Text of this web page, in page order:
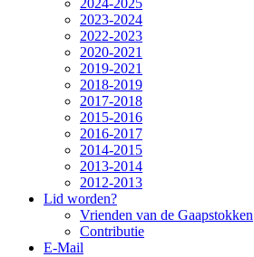
2024-2025
2023-2024
2022-2023
2020-2021
2019-2021
2018-2019
2017-2018
2015-2016
2016-2017
2014-2015
2013-2014
2012-2013
Lid worden?
Vrienden van de Gaapstokken
Contributie
E-Mail